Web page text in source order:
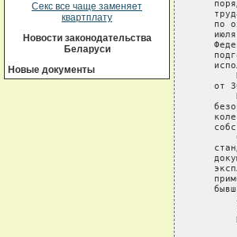
Секс все чаще заменяет
квартплату
Новости законодательства
Беларуси
Новые документы